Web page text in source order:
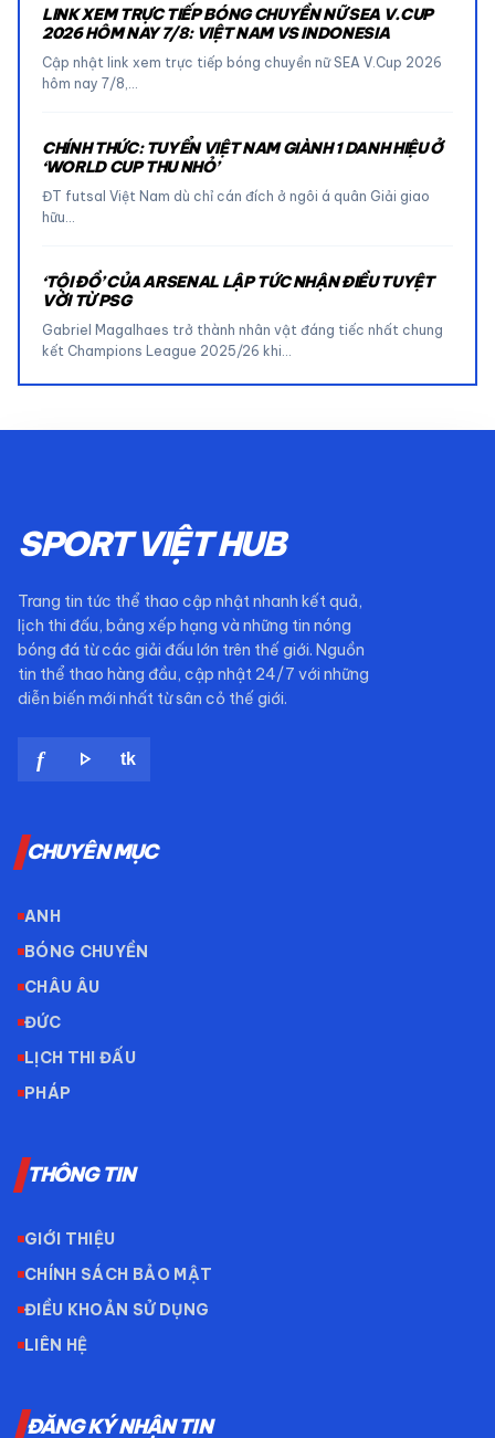
LINK XEM TRỰC TIẾP BÓNG CHUYỀN NỮ SEA V.CUP
2026 HÔM NAY 7/8: VIỆT NAM VS INDONESIA
Cập nhật link xem trực tiếp bóng chuyền nữ SEA V.Cup 2026
hôm nay 7/8,…
CHÍNH THỨC: TUYỂN VIỆT NAM GIÀNH 1 DANH HIỆU Ở
‘WORLD CUP THU NHỎ’
ĐT futsal Việt Nam dù chỉ cán đích ở ngôi á quân Giải giao
hữu…
‘TỘI ĐỒ’ CỦA ARSENAL LẬP TỨC NHẬN ĐIỀU TUYỆT
VỜI TỪ PSG
Gabriel Magalhaes trở thành nhân vật đáng tiếc nhất chung
kết Champions League 2025/26 khi…
SPORT VIỆT HUB
Trang tin tức thể thao cập nhật nhanh kết quả,
lịch thi đấu, bảng xếp hạng và những tin nóng
bóng đá từ các giải đấu lớn trên thế giới. Nguồn
tin thể thao hàng đầu, cập nhật 24/7 với những
diễn biến mới nhất từ sân cỏ thế giới.
f play_arrow tk
CHUYÊN MỤC
ANH
BÓNG CHUYỀN
CHÂU ÂU
ĐỨC
LỊCH THI ĐẤU
PHÁP
THÔNG TIN
GIỚI THIỆU
CHÍNH SÁCH BẢO MẬT
ĐIỀU KHOẢN SỬ DỤNG
LIÊN HỆ
ĐĂNG KÝ NHẬN TIN